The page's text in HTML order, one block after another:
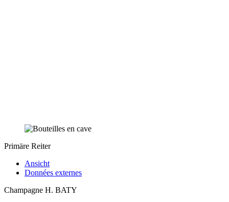
Primäre Reiter
Ansicht
Données externes
Champagne H. BATY